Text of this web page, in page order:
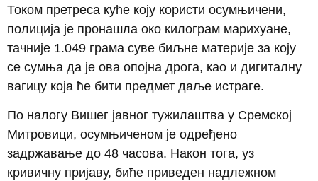
Током претреса куће коју користи осумњичени,
полиција је пронашла око килограм марихуане,
тачније 1.049 грама суве биљне материје за коју
се сумња да је ова опојна дрога, као и дигиталну
вагицу која ће бити предмет даље истраге.
По налогу Вишег јавног тужилаштва у Сремској
Митровици, осумњиченом је одређено
задржавање до 48 часова. Након тога, уз
кривичну пријаву, биће приведен надлежном